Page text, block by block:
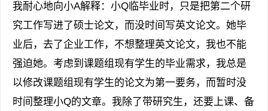
我耐心地向小A解释：小Q临毕业时，只是把第二个研
究工作写进了硕士论文，而没时间写英文论文。她毕
业后，去了企业工作，不想整理英文论文，我也不能
强迫她。考虑到课题组现有学生的毕业需求，我总是
以修改课题组现有学生的论文为第一要务，而暂时没
时间整理小Q的文章。我除了带研究生，还要上课、备